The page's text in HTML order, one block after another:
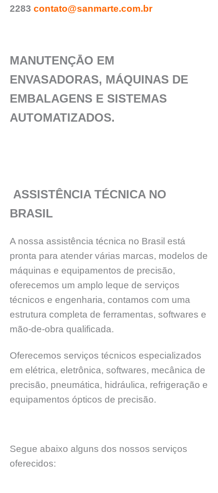
2283 contato@sanmarte.com.br
MANUTENÇĀO EM
ENVASADORAS, MÁQUINAS DE
EMBALAGENS E SISTEMAS
AUTOMATIZADOS.
ASSISTÊNCIA TÉCNICA NO
BRASIL
A nossa assistência técnica no Brasil está
pronta para atender várias marcas, modelos de
máquinas e equipamentos de precisão,
oferecemos um amplo leque de serviços
técnicos e engenharia, contamos com uma
estrutura completa de ferramentas, softwares e
mão-de-obra qualificada.
Oferecemos serviços técnicos especializados
em elétrica, eletrônica, softwares, mecânica de
precisão, pneumática, hidráulica, refrigeração e
equipamentos ópticos de precisão.
Segue abaixo alguns dos nossos serviços
oferecidos: